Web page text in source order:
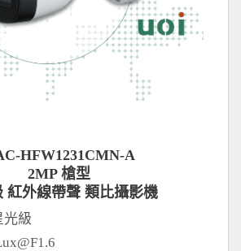
HFW1231CMN-A
2MP 槍型
紅外線帶聲 類比攝影機
光級